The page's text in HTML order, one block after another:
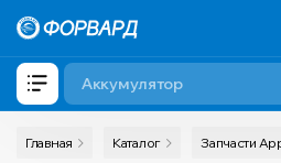
Главная Каталог Запчасти